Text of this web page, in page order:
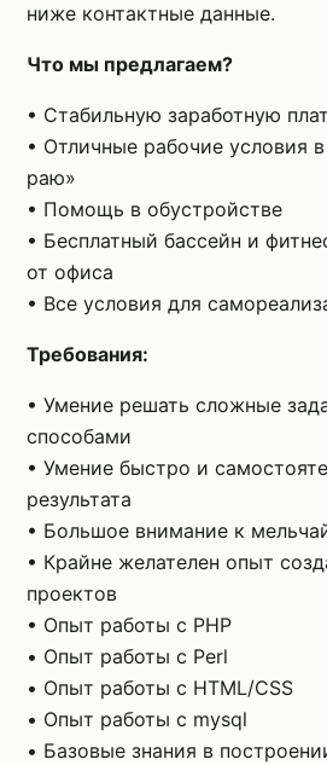
ниже контактные данные.
Что мы предлагаем?
• Стабильную заработную
• Отличные рабочие условия
раю»
• Помощь в обустройстве
• Бесплатный бассейн и
от офиса
• Все условия для
Требования:
• Умение решать сложные
способами
• Умение быстро и
результата
• Большое внимание к
• Крайне желателен опыт
проектов
• Опыт работы с PHP
• Опыт работы с Perl
• Опыт работы с HTML/CSS
• Опыт работы с mysql
• Базовые знания в